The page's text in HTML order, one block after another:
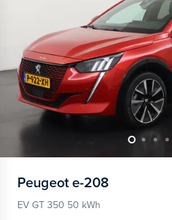
Peugeot e-208
EV GT 350 50 kWh